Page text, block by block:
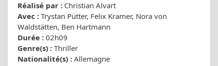
Réalisé par : Christian Alvart
Avec : Trystan Pütter, Felix Kramer, Nora von
Waldstätten, Ben Hartmann
Durée : 02h09
Genre(s) : Thriller
Nationalité(s) : Allemagne